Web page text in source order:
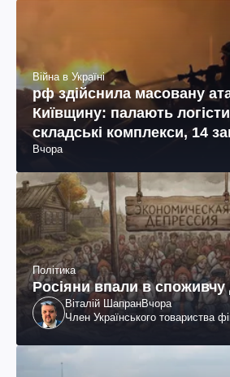
Війна в Україні
рф здійснила масовану
Київщину: палають
складські комплекси, 14
поранених (фото, відео)
Вчора
Політика
Росіяни впали в споживчу
Віталій ШапранВчора
Член Українського товариства